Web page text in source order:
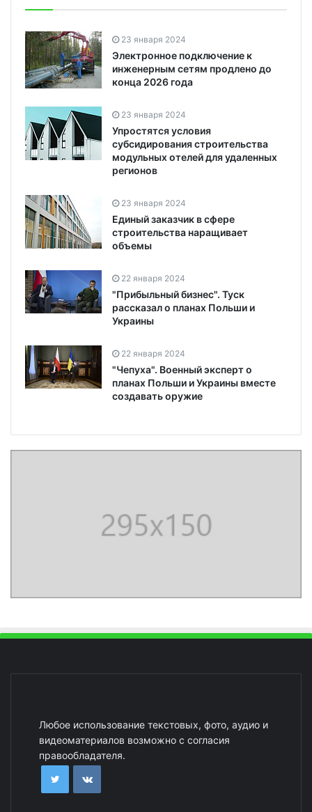
23 января 2024
Электронное подключение к
инженерным сетям продлено до
конца 2026 года
23 января 2024
Упростятся условия
субсидирования строительства
модульных отелей для удаленных
регионов
23 января 2024
Единый заказчик в сфере
строительства наращивает
объемы
22 января 2024
"Прибыльный бизнес". Туск
рассказал о планах Польши и
Украины
22 января 2024
"Чепуха". Военный эксперт о
планах Польши и Украины вместе
создавать оружие
Любое использование текстовых, фото, аудио и
видеоматериалов возможно с согласия
правообладателя.